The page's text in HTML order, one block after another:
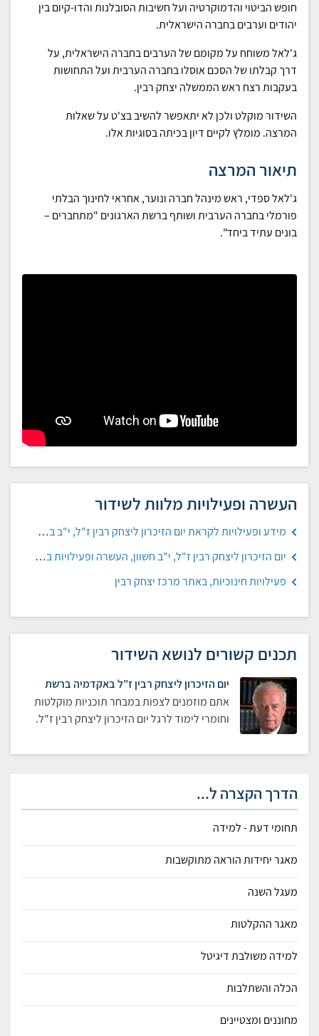
חופש הביטוי והדמוקרטיה ועל חשיבות הסובלנות והדו-קיום בין
יהודים וערבים בחברה הישראלית.
ג'לאל משוחח על מקומם של הערבים בחברה הישראלית, על
דרך קבלתו של הסכם אוסלו בחברה הערבית ועל התחושות
בעקבות רצח ראש הממשלה יצחק רבין.
השידור מוקלט ולכן לא יתאפשר להשיב בצ'ט על שאלות
המרצה. מומלץ לקיים דיון בכיתה בסוגיות אלו.
תיאור המרצה
ג'לאל ספדי, ראש מינהל חברה ונוער, אחראי לחינוך הבלתי
פורמלי בחברה הערבית ושותף ברשת הארגונים "מתחברים –
בונים עתיד ביחד".
העשרה ופעילויות מלוות לשידור
מידע ופעילויות לקראת יום הזיכרון ליצחק רבין ז"ל, י"ב בחשוון, תשף, באתר המטה לחינוך אזרחי וחיים משותפים
יום הזיכרון ליצחק רבין ז"ל, י"ב חשוון, העשרה ופעילויות במרחב הפדגוגי
פעילויות חינוכיות, באתר מרכז יצחק רבין
תכנים קשורים לנושא השידור
יום הזיכרון ליצחק רבין ז"ל באקדמיה ברשת
אתם מוזמנים לצפות במבחר תוכניות מוקלטות
וחומרי לימוד לרגל יום הזיכרון ליצחק רבין ז"ל.
הדרך הקצרה ל...
תחומי דעת - למידה
מאגר יחידות הוראה מתוקשבות
מעגל השנה
מאגר ההקלטות
למידה משולבת דיגיטל
הכלה והשתלבות
מחוננים ומצטיינים